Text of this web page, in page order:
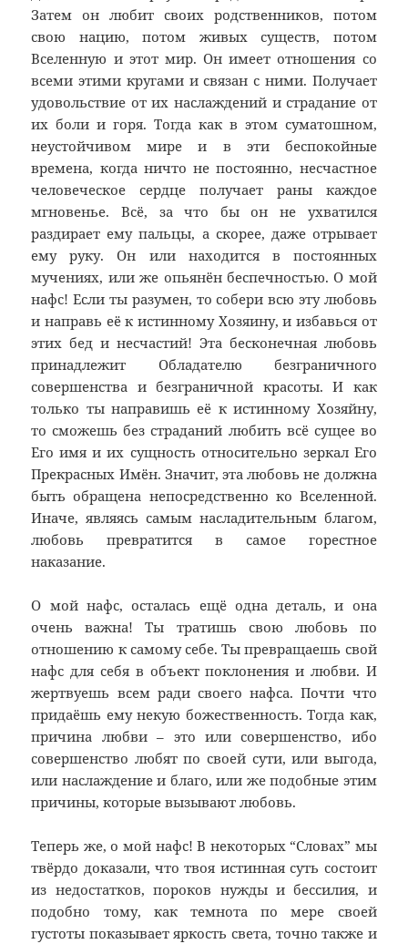
Затем он любит своих родственников, потом
свою нацию, потом живых существ, потом
Вселенную и этот мир. Он имеет отношения со
всеми этими кругами и связан с ними. Получает
удовольствие от их наслаждений и страдание от
их боли и горя. Тогда как в этом суматошном,
неустойчивом мире и в эти беспокойные
времена, когда ничто не постоянно, несчастное
человеческое сердце получает раны каждое
мгновенье. Всё, за что бы он не ухватился
раздирает ему пальцы, а скорее, даже отрывает
ему руку. Он или находится в постоянных
мучениях, или же опьянён беспечностью. О мой
нафс! Если ты разумен, то собери всю эту любовь
и направь её к истинному Хозяину, и избавься от
этих бед и несчастий! Эта бесконечная любовь
принадлежит Обладателю безграничного
совершенства и безграничной красоты. И как
только ты направишь её к истинному Хозяйну,
то сможешь без страданий любить всё сущее во
Его имя и их сущность относительно зеркал Его
Прекрасных Имён. Значит, эта любовь не должна
быть обращена непосредственно ко Вселенной.
Иначе, являясь самым насладительным благом,
любовь превратится в самое горестное
наказание.
О мой нафс, осталась ещё одна деталь, и она
очень важна! Ты тратишь свою любовь по
отношению к самому себе. Ты превращаешь свой
нафс для себя в объект поклонения и любви. И
жертвуешь всем ради своего нафса. Почти что
придаёшь ему некую божественность. Тогда как,
причина любви – это или совершенство, ибо
совершенство любят по своей сути, или выгода,
или наслаждение и благо, или же подобные этим
причины, которые вызывают любовь.
Теперь же, о мой нафс! В некоторых “Словах” мы
твёрдо доказали, что твоя истинная суть состоит
из недостатков, пороков нужды и бессилия, и
подобно тому, как темнота по мере своей
густоты показывает яркость света, точно также и